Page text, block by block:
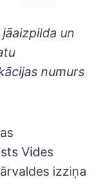
un
numurs
Vides
izziņa